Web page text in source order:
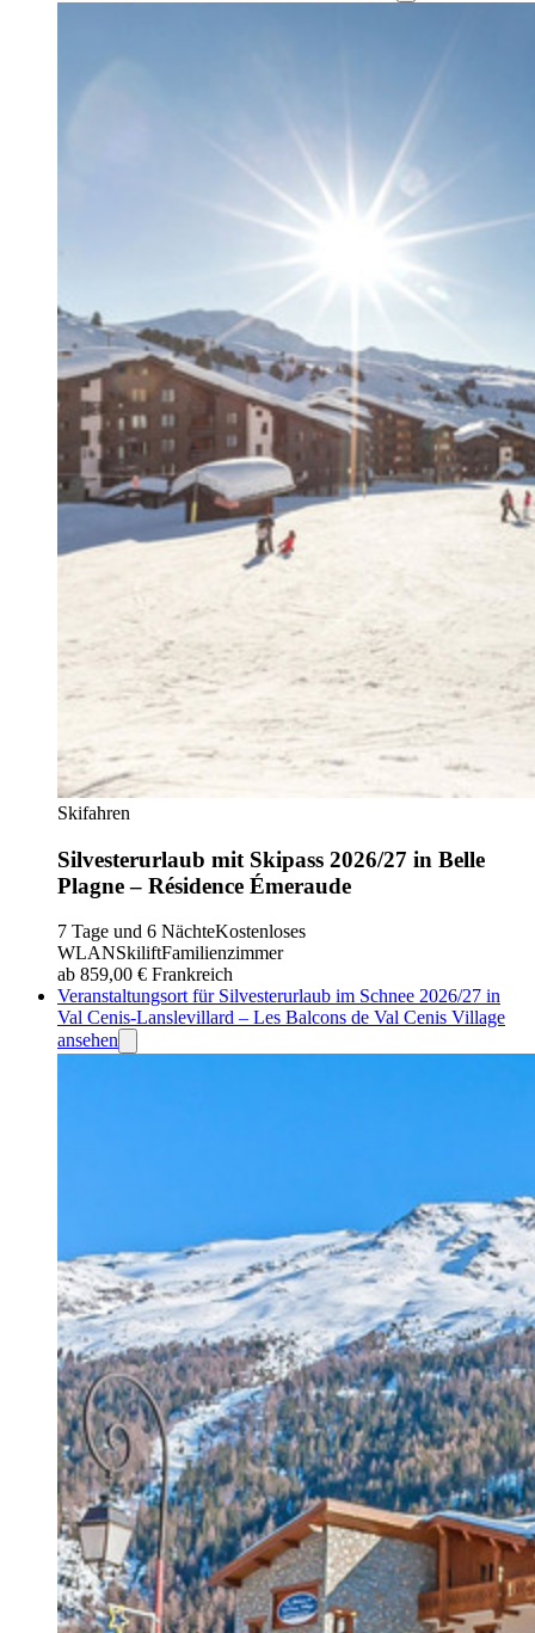
Skifahren
Silvesterurlaub mit Skipass 2026/27 in Belle
Plagne – Résidence Émeraude
7 Tage und 6 NächteKostenloses
WLANSkiliftFamilienzimmer
ab 859,00 € Frankreich
Veranstaltungsort für Silvesterurlaub im Schnee 2026/27 in
Val Cenis-Lanslevillard – Les Balcons de Val Cenis Village
ansehen